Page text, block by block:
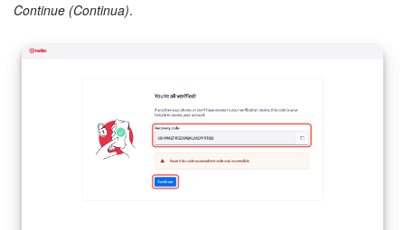
Continue (Continua).